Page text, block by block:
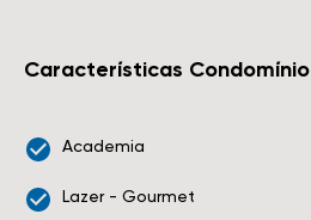
Características Condomínio
Academia
Lazer - Gourmet